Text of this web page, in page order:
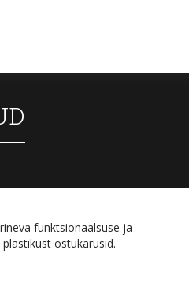
funktsionaalsuse ja
ostukärusid.